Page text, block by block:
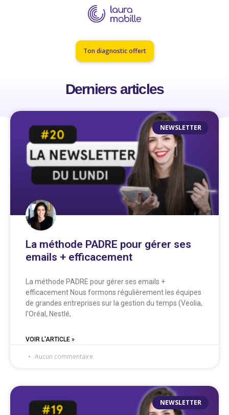
Ton diagnostic offert
Derniers articles
NEWSLETTER
La méthode PADRE pour gérer ses
emails + efficacement
La méthode PADRE pour gérer ses emails +
efficacement Nous formons régulièrement les équipes
de grandes entreprises sur la gestion du temps (Veolia,
l’Oréal, Nestlé,
VOIR L'ARTICLE »
Aucun commentaire
NEWSLETTER